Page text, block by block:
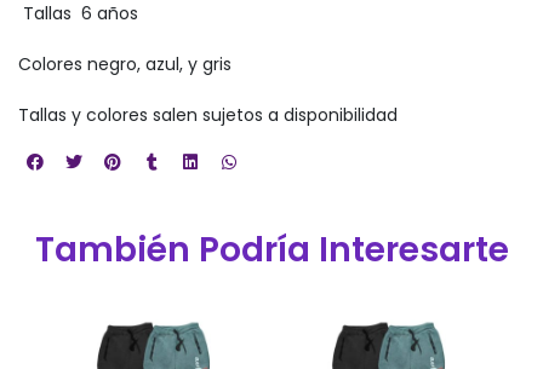
Tallas 6 años
Colores negro, azul, y gris
Tallas y colores salen sujetos a disponibilidad
También Podría Interesarte